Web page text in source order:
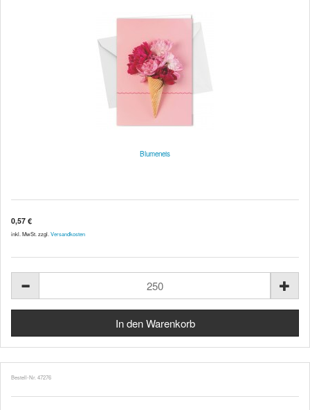
Blumeneis
0,57 €
inkl. MwSt. zzgl. Versandkosten
Bestell-Nr. 47276